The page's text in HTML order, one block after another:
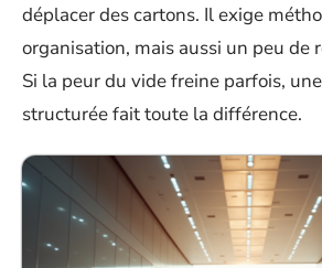
déplacer des cartons. Il exige
organisation, mais aussi un peu de
Si la peur du vide freine parfois,
structurée fait toute la différence.